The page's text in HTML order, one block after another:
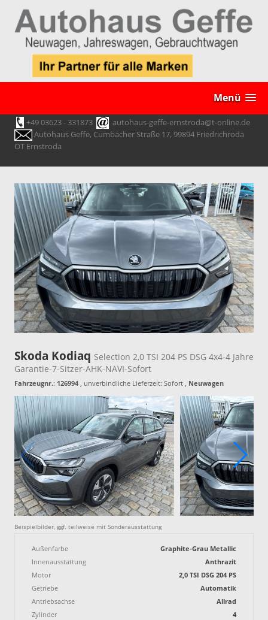
Menü
+49 03623 - 331873
autohaus-geffe-ernstroda@t-online.de
Autohaus Geffe, Cumbacher Straße 17, 99894 Friedrichroda
OT Ernstroda
Skoda Kodiaq Selection 2,0 TSI 204 PS DSG 4x4-4 Jahre
Garantie-7-Sitzer-AHK-NAVI-Sofort
Fahrzeugnr.: 126994 , unverbindliche Lieferzeit: Sofort , Neuwagen
Beispielbilder, ggf. teilweise mit Sonderausstattung
Außenfarbe
Graphite-Grau Metallic
Innenausstattung
Anthrazit
Motor
2,0 TSI DSG 204 PS
Getriebe
Automatik
Antriebsachse
Allrad
Zylinder
4